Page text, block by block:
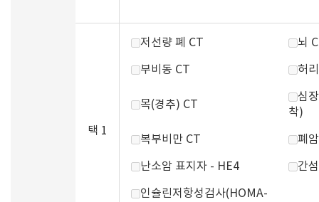
택 1
저선량 폐 CT 뇌
부비동 CT 허
목(경추) CT
심
착)
복부비만 CT 폐
난소암 표지자 - HE4 간
인슐린저항성검사(HOMA-